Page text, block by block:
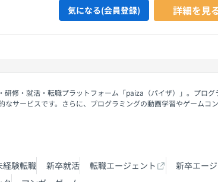
気になる(会員登録) 詳細を見
研修・就活・転職プラットフォーム「paiza（パイザ）」。プロ
なサービスです。さらに、プログラミングの動画学習やゲームコ
経験転職 新卒就活 転職エージェント 新卒エー